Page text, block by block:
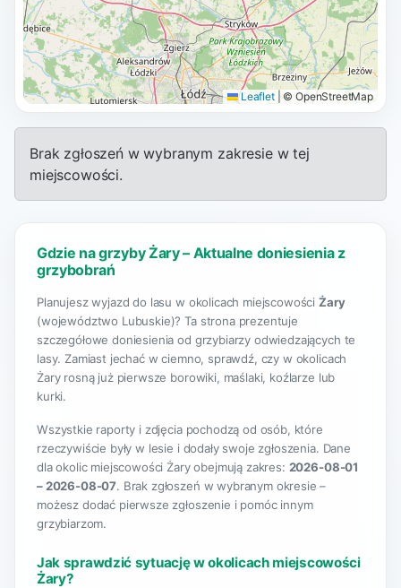
Leaflet © OpenStreetMap
Brak zgłoszeń w wybranym zakresie w tej
miejscowości.
Gdzie na grzyby Żary – Aktualne doniesienia z
grzybobrań
Planujesz wyjazd do lasu w okolicach miejscowości Żary
(województwo Lubuskie)? Ta strona prezentuje
szczegółowe doniesienia od grzybiarzy odwiedzających te
lasy. Zamiast jechać w ciemno, sprawdź, czy w okolicach
Żary rosną już pierwsze borowiki, maślaki, koźlarze lub
kurki.
Wszystkie raporty i zdjęcia pochodzą od osób, które
rzeczywiście były w lesie i dodały swoje zgłoszenia. Dane
dla okolic miejscowości Żary obejmują zakres: 2026-08-01
– 2026-08-07. Brak zgłoszeń w wybranym okresie –
możesz dodać pierwsze zgłoszenie i pomóc innym
grzybiarzom.
Jak sprawdzić sytuację w okolicach miejscowości
Żary?